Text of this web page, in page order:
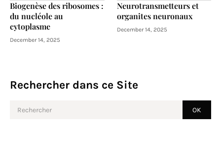
Biogenèse des ribosomes :
du nucléole au
cytoplasme
December 14, 2025
Neurotransmetteurs et
organites neuronaux
December 14, 2025
Rechercher dans ce Site